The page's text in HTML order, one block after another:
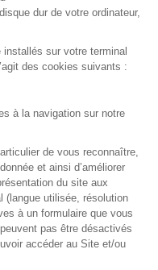
?
une démo
en ligne